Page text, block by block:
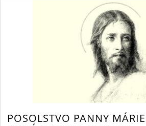
6/24/21 2:00 PM
0 Comments
POSOLSTVO PANNY